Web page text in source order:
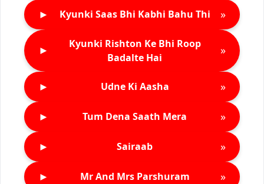
► Kyunki Saas Bhi Kabhi Bahu Thi »
►
Kyunki Rishton Ke Bhi Roop
Badalte Hai
»
► Udne Ki Aasha »
► Tum Dena Saath Mera »
► Sairaab »
► Mr And Mrs Parshuram »